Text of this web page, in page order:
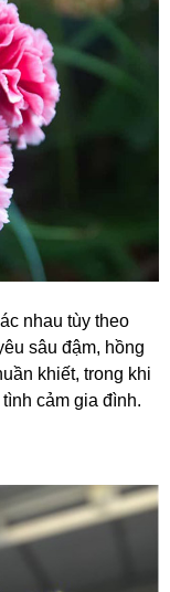
nhau tùy theo
sâu đậm, hồng
khiết, trong khi
cảm gia đình.